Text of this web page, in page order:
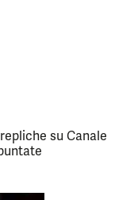
su Canale